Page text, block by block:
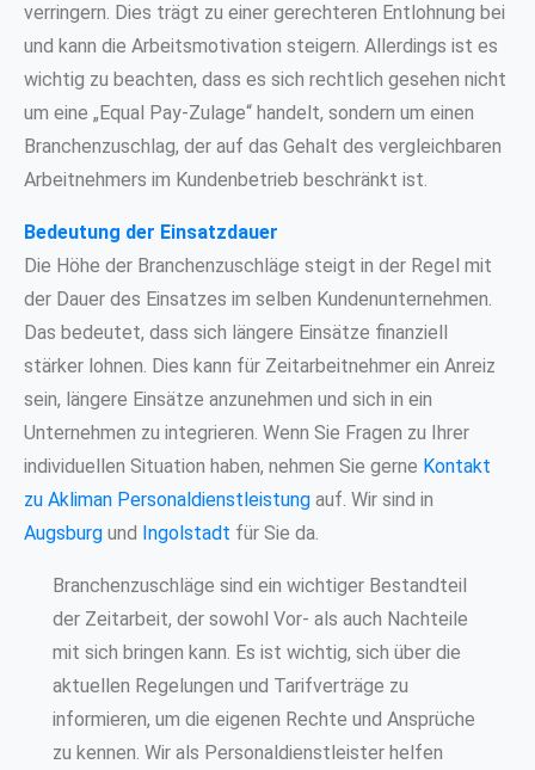
verringern. Dies trägt zu einer gerechteren Entlohnung bei
und kann die Arbeitsmotivation steigern. Allerdings ist es
wichtig zu beachten, dass es sich rechtlich gesehen nicht
um eine „Equal Pay-Zulage“ handelt, sondern um einen
Branchenzuschlag, der auf das Gehalt des vergleichbaren
Arbeitnehmers im Kundenbetrieb beschränkt ist.
Bedeutung der Einsatzdauer
Die Höhe der Branchenzuschläge steigt in der Regel mit
der Dauer des Einsatzes im selben Kundenunternehmen.
Das bedeutet, dass sich längere Einsätze finanziell
stärker lohnen. Dies kann für Zeitarbeitnehmer ein Anreiz
sein, längere Einsätze anzunehmen und sich in ein
Unternehmen zu integrieren. Wenn Sie Fragen zu Ihrer
individuellen Situation haben, nehmen Sie gerne Kontakt
zu Akliman Personaldienstleistung auf. Wir sind in
Augsburg und Ingolstadt für Sie da.
Branchenzuschläge sind ein wichtiger Bestandteil
der Zeitarbeit, der sowohl Vor- als auch Nachteile
mit sich bringen kann. Es ist wichtig, sich über die
aktuellen Regelungen und Tarifverträge zu
informieren, um die eigenen Rechte und Ansprüche
zu kennen. Wir als Personaldienstleister helfen